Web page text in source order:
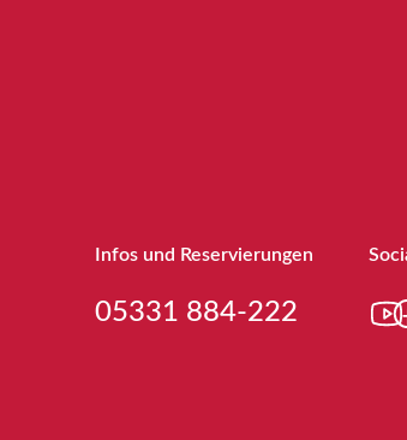
Infos und Reservierungen
05331 884-222